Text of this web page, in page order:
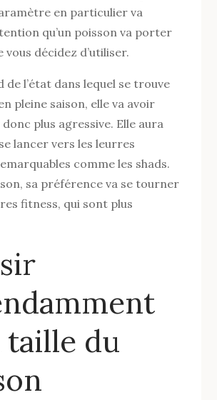
en particulier va
qu’un poisson va porter
vous décidez d’utiliser.
de l’état dans lequel se trouve
pleine saison, elle va avoir
plus agressive. Elle aura
lancer vers les leurres
comme les shads.
sa préférence va se tourner
fitness, qui sont plus
taille du